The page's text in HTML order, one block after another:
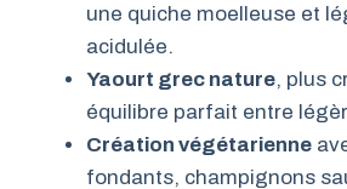
une quiche moelleuse et
acidulée.
Yaourt grec nature, plus
équilibre parfait entre
Création végétarienne
fondants, champignons